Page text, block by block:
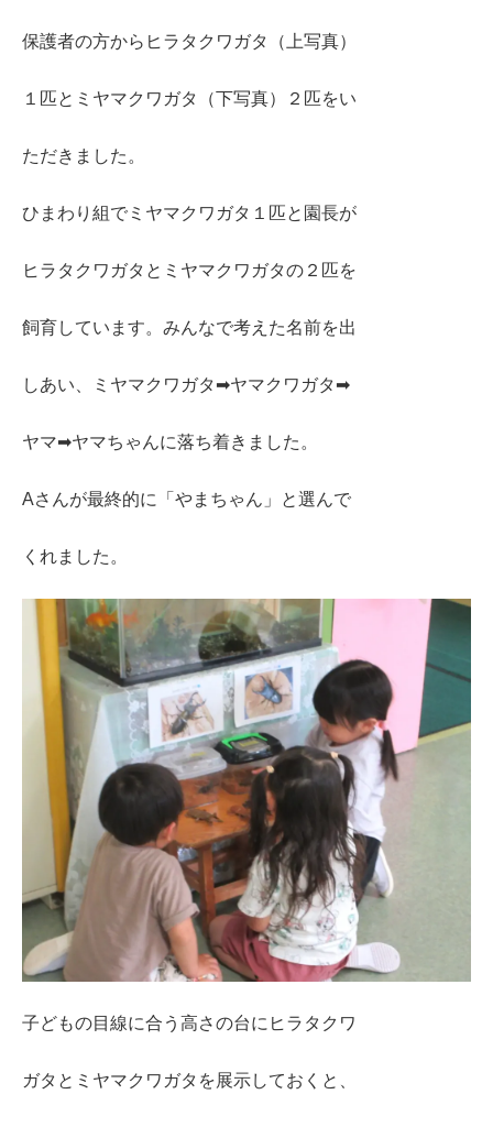
保護者の方からヒラタクワガタ（上写真）
１匹とミヤマクワガタ（下写真）２匹をい
ただきました。
ひまわり組でミヤマクワガタ１匹と園長が
ヒラタクワガタとミヤマクワガタの２匹を
飼育しています。みんなで考えた名前を出
しあい、ミヤマクワガタ➡ヤマクワガタ➡
ヤマ➡ヤマちゃんに落ち着きました。
Aさんが最終的に「やまちゃん」と選んで
くれました。
子どもの目線に合う高さの台にヒラタクワ
ガタとミヤマクワガタを展示しておくと、